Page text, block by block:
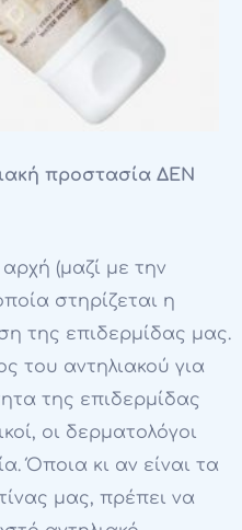
προστασία ΔΕΝ
(μαζί με την
στηρίζεται η
της επιδερμίδας μας.
του αντηλιακού για
της επιδερμίδας
οι δερματολόγοι
Όποια κι αν είναι τα
μας, πρέπει να